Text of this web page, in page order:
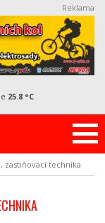
Reklama
25.8 °C
zastiňovací technika